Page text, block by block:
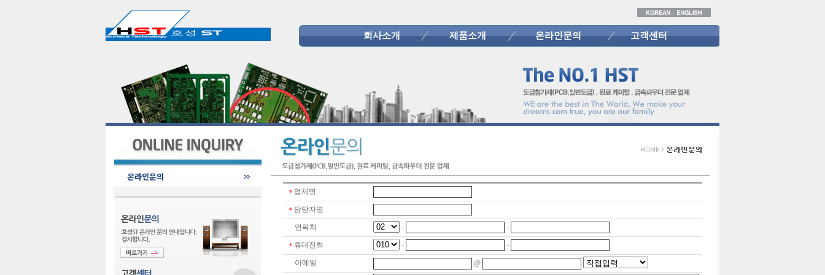
회사소개 제품소개 온라인문의 고객센터
온라인문의
* 업체명
* 담당자명
연락처 - -
* 휴대전화 - -
이메일 @